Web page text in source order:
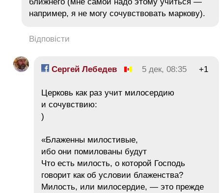
например, я не могу сочувствовать маркову).
Відповісти
Сергей Лебедев 5 дек, 08:35 +1
Церковь как раз учит милосердию
и сочувствию:
)
«Блаженны милостивые,
ибо они помилованы будут
Что есть милость, о которой Господь
говорит как об условии блаженства?
Милость, или милосердие, — это прежде